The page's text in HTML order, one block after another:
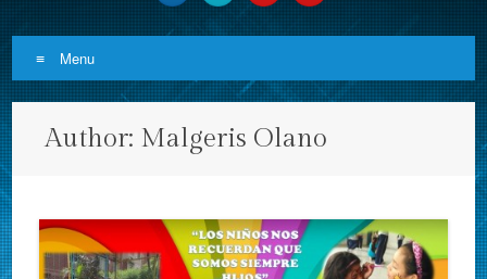
Menu
Author: Malgeris Olano